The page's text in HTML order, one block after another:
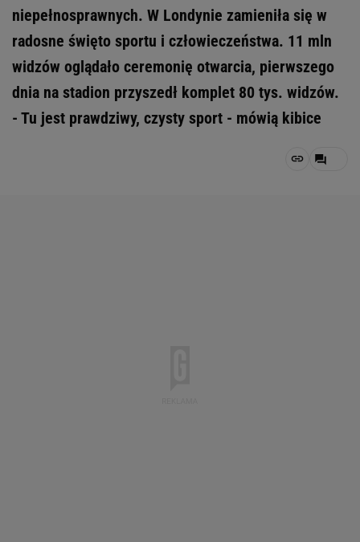
niepełnosprawnych. W Londynie zamieniła się w
radosne święto sportu i człowieczeństwa. 11 mln
widzów oglądało ceremonię otwarcia, pierwszego
dnia na stadion przyszedł komplet 80 tys. widzów.
- Tu jest prawdziwy, czysty sport - mówią kibice